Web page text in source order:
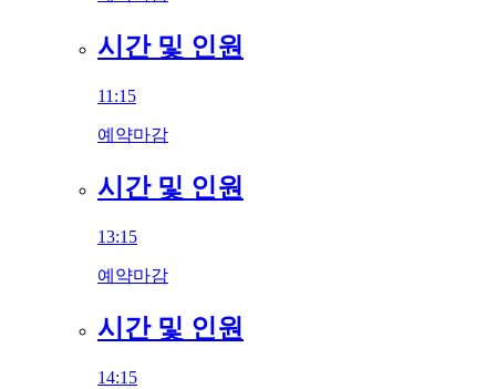
시간 및 인원
11:15
예약마감
시간 및 인원
13:15
예약마감
시간 및 인원
14:15